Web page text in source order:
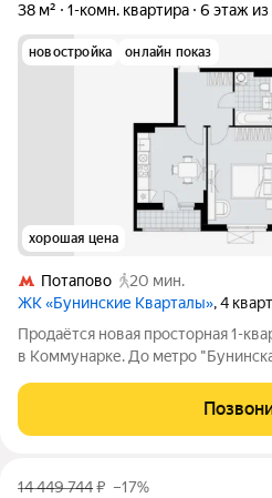
38 м² 1-комн. квартира 6 этаж из
новостройка онлайн показ
хорошая цена
Потапово
20 мин.
ЖК «Бунинские Кварталы», 4
Прoдаётcя новая просторная 1-
в Коммунарке. До мeтpо
ипотека. Выгодная рассрочка.
Плoщадь квaртиры 38м2.
14 449 744₽ –17%